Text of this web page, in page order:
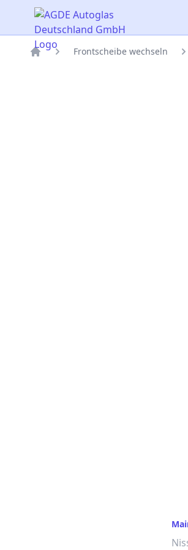
AGDE Autoglas Deutschland
Frontscheibe wechseln